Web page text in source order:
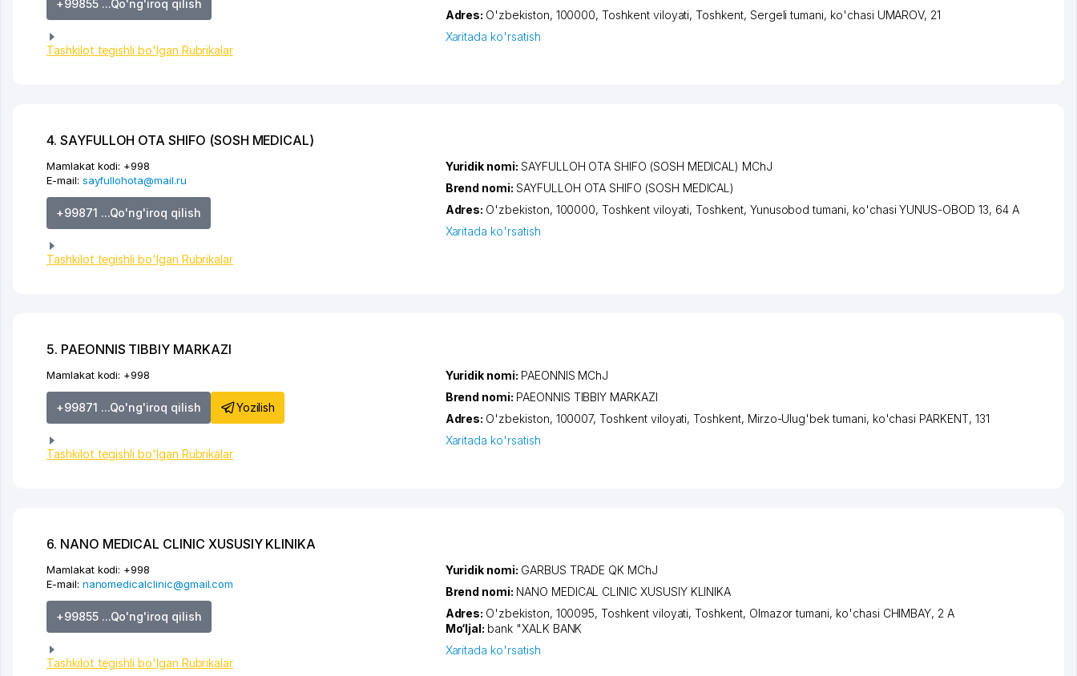
+99855 ...Qo'ng'iroq qilish
Tashkilot tegishli bo'lgan Rubrikalar
Adres: O'zbekiston, 100000,Toshkent viloyati,Toshkent, Sergeli tumani, ko'chasi UMAROV, 21
Xaritada ko'rsatish
4. SAYFULLOH OTA SHIFO (SOSH MEDICAL)
Mamlakat kodi: +998
E-mail: sayfullohota@mail.ru
+99871 ...Qo'ng'iroq qilish
Tashkilot tegishli bo'lgan Rubrikalar
Yuridik nomi: SAYFULLOH OTA SHIFO (SOSH MEDICAL) MChJ
Brend nomi: SAYFULLOH OTA SHIFO (SOSH MEDICAL)
Adres: O'zbekiston, 100000,Toshkent viloyati,Toshkent, Yunusobod tumani, ko'chasi YUNUS-OBOD 13, 64 А
Xaritada ko'rsatish
5. PAEONNIS TIBBIY MARKAZI
Mamlakat kodi: +998
+99871 ...Qo'ng'iroq qilish Yozilish
Tashkilot tegishli bo'lgan Rubrikalar
Yuridik nomi: PAEONNIS MChJ
Brend nomi: PAEONNIS TIBBIY MARKAZI
Adres: O'zbekiston, 100007,Toshkent viloyati,Toshkent, Mirzo-Ulug'bek tumani, ko'chasi PARKENT, 131
Xaritada ko'rsatish
6. NANO MEDICAL CLINIC XUSUSIY KLINIKA
Mamlakat kodi: +998
E-mail: nanomedicalclinic@gmail.com
+99855 ...Qo'ng'iroq qilish
Tashkilot tegishli bo'lgan Rubrikalar
Yuridik nomi: GARBUS TRADE QK MChJ
Brend nomi: NANO MEDICAL CLINIC XUSUSIY KLINIKA
Adres: O'zbekiston, 100095,Toshkent viloyati,Toshkent, Olmazor tumani, ko'chasi CHIMBAY, 2 А
Mo‘ljal: bank "XALK BANK
Xaritada ko'rsatish